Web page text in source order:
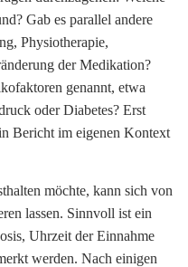
Gab es parallel andere
Physiotherapie,
der Medikation?
genannt, etwa
oder Diabetes? Erst
Bericht im eigenen Kontext
möchte, kann sich von
lassen. Sinnvoll ist ein
Uhrzeit der Einnahme
werden. Nach einigen